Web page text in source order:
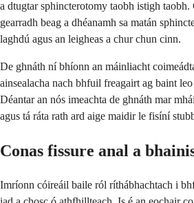
a dtugtar sphincterotomy taobh istigh taobh.
gearradh beag a dhéanamh sa matán
laghdú agus an leigheas a chur chun cinn.
De ghnáth ní bhíonn an máinliacht
ainsealacha nach bhfuil freagairt ag baint
Déantar an nós imeachta de ghnáth mar
agus tá ráta rath ard aige maidir le fisíní
Conas fissure anal a
Imríonn cóireáil baile ról ríthábhachtach i